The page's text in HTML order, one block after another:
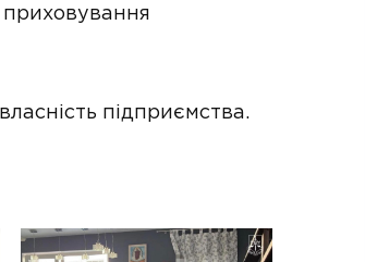
приховування
підприємства.